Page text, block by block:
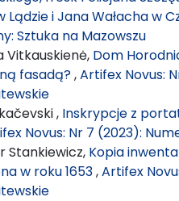
Lądzie i Jana Wałacha w
Sztuka na Mazowszu
Vitkauskienė, Dom
fasadą?,Artifex Novus:
, Inskrypcje z
Novus: Nr 7 (2023):
Stankiewicz, Kopia
w roku 1653,Artifex